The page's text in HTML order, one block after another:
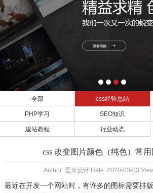
全部 css经验总结
PHP学习 SEO知识
建站教程 行业动态
css 改变图片颜色（纯色）常
Author: 爱永设计 Date: 2020-03-03
最近在开发一个网站时，有许多的图标需要排